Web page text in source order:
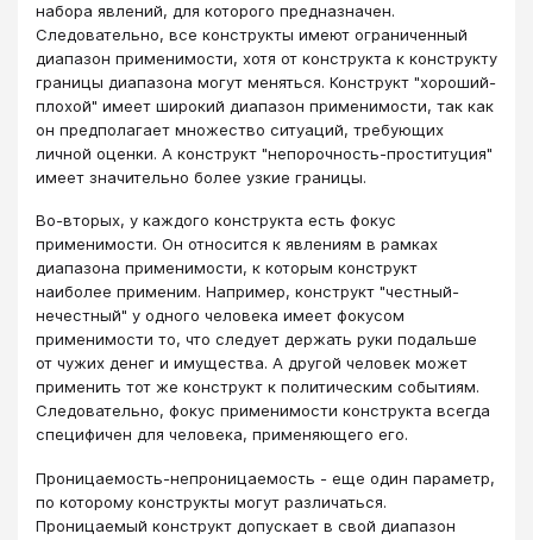
набора явлений, для которого предназначен.
Следовательно, все конструкты имеют ограниченный
диапазон применимости, хотя от конструкта к конструкту
границы диапазона могут меняться. Конструкт "хороший-
плохой" имеет широкий диапазон применимости, так как
он предполагает множество ситуаций, требующих
личной оценки. А конструкт "непорочность-проституция"
имеет значительно более узкие границы.
Во-вторых, у каждого конструкта есть фокус
применимости. Он относится к явлениям в рамках
диапазона применимости, к которым конструкт
наиболее применим. Например, конструкт "честный-
нечестный" у одного человека имеет фокусом
применимости то, что следует держать руки подальше
от чужих денег и имущества. А другой человек может
применить тот же конструкт к политическим событиям.
Следовательно, фокус применимости конструкта всегда
специфичен для человека, применяющего его.
Проницаемость-непроницаемость - еще один параметр,
по которому конструкты могут различаться.
Проницаемый конструкт допускает в свой диапазон